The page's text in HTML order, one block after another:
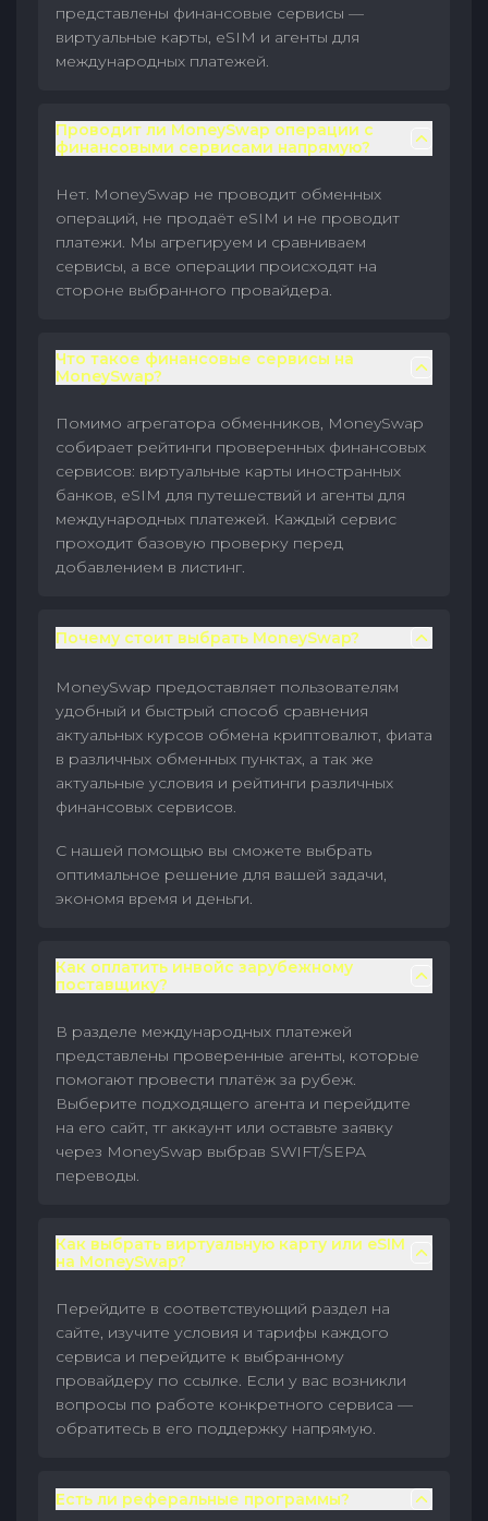
представлены финансовые сервисы —
виртуальные карты, eSIM и агенты для
международных платежей.
Проводит ли MoneySwap операции с
финансовыми сервисами напрямую?
Нет. MoneySwap не проводит обменных
операций, не продаёт eSIM и не проводит
платежи. Мы агрегируем и сравниваем
сервисы, а все операции происходят на
стороне выбранного провайдера.
Что такое финансовые сервисы на
MoneySwap?
Помимо агрегатора обменников, MoneySwap
собирает рейтинги проверенных финансовых
сервисов: виртуальные карты иностранных
банков, eSIM для путешествий и агенты для
международных платежей. Каждый сервис
проходит базовую проверку перед
добавлением в листинг.
Почему стоит выбрать MoneySwap?
MoneySwap предоставляет пользователям
удобный и быстрый способ сравнения
актуальных курсов обмена криптовалют, фиата
в различных обменных пунктах, а так же
актуальные условия и рейтинги различных
финансовых сервисов.
С нашей помощью вы сможете выбрать
оптимальное решение для вашей задачи,
экономя время и деньги.
Как оплатить инвойс зарубежному
поставщику?
В разделе международных платежей
представлены проверенные агенты, которые
помогают провести платёж за рубеж.
Выберите подходящего агента и перейдите
на его сайт, тг аккаунт или оставьте заявку
через MoneySwap выбрав SWIFT/SEPA
переводы.
Как выбрать виртуальную карту или eSIM
на MoneySwap?
Перейдите в соответствующий раздел на
сайте, изучите условия и тарифы каждого
сервиса и перейдите к выбранному
провайдеру по ссылке. Если у вас возникли
вопросы по работе конкретного сервиса —
обратитесь в его поддержку напрямую.
Есть ли реферальные программы?